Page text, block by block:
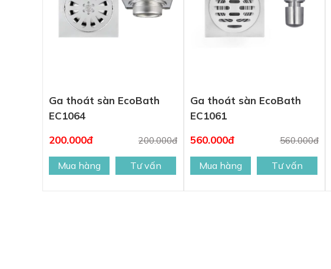
Ga thoát sàn EcoBath
EC1064
200.000đ
200.000đ
Mua hàng Tư vấn
Ga thoát sàn EcoBath
EC1061
560.000đ
560.000đ
Mua hàng Tư vấn